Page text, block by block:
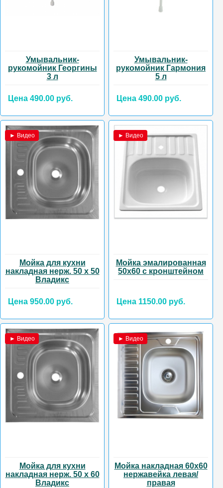
Умывальник-
рукомойник Георгины
3 л
Цена 490.00 руб.
Умывальник-
рукомойник Гармония
5 л
Цена 490.00 руб.
► Видео
Мойка для кухни
накладная нерж. 50 х 50
Владикс
Цена 950.00 руб.
► Видео
Мойка эмалированная
50х60 с кронштейном
Цена 1150.00 руб.
► Видео
Мойка для кухни
накладная нерж. 50 х 60
Владикс
► Видео
Мойка накладная 60х60
нержавейка левая/
правая